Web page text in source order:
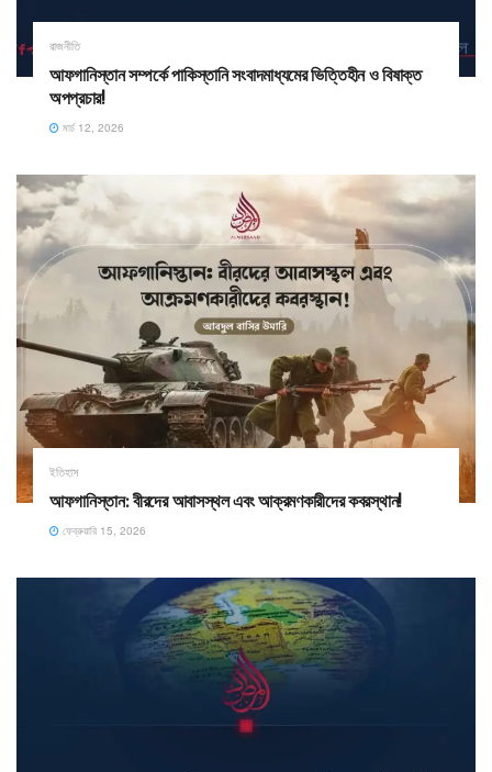
রাজনীতি
আফগানিস্তান সম্পর্কে পাকিস্তানি সংবাদমাধ্যমের ভিত্তিহীন ও বিষাক্ত
অপপ্রচার!
মার্চ 12, 2026
ইতিহাস
​আফগানিস্তান: বীরদের আবাসস্থল এবং আক্রমণকারীদের কবরস্থান!
ফেব্রুয়ারি 15, 2026